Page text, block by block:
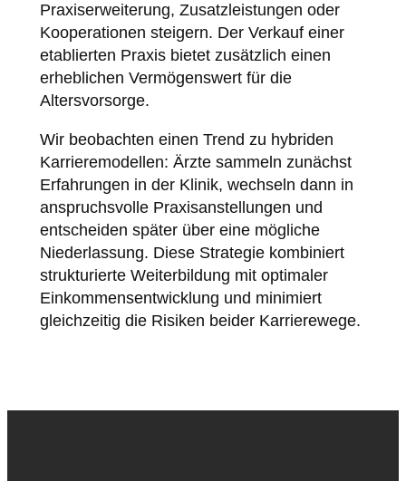
Praxiserweiterung, Zusatzleistungen oder
Kooperationen steigern. Der Verkauf einer
etablierten Praxis bietet zusätzlich einen
erheblichen Vermögenswert für die
Altersvorsorge.
Wir beobachten einen Trend zu hybriden
Karrieremodellen: Ärzte sammeln zunächst
Erfahrungen in der Klinik, wechseln dann in
anspruchsvolle Praxisanstellungen und
entscheiden später über eine mögliche
Niederlassung. Diese Strategie kombiniert
strukturierte Weiterbildung mit optimaler
Einkommensentwicklung und minimiert
gleichzeitig die Risiken beider Karrierewege.